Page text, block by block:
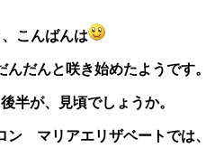
こんばんは
だんと咲き始めたようです。
半が、見頃でしょうか。
ン マリアエリザベートでは、